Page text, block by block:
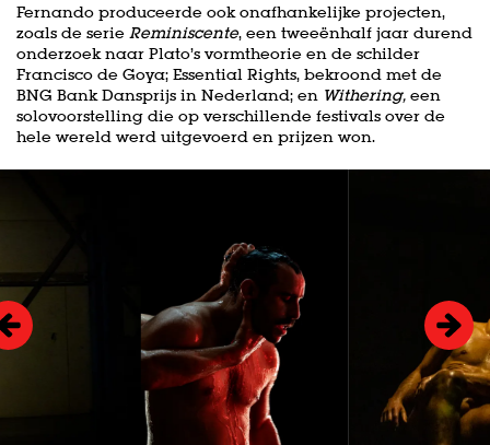
Fernando produceerde ook onafhankelijke projecten,
zoals de serie Reminiscente, een tweeënhalf jaar durend
onderzoek naar Plato’s vormtheorie en de schilder
Francisco de Goya; Essential Rights, bekroond met de
BNG Bank Dansprijs in Nederland; en Withering, een
solovoorstelling die op verschillende festivals over de
hele wereld werd uitgevoerd en prijzen won.